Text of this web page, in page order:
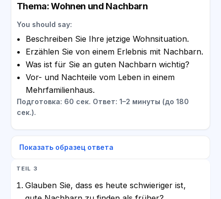
Thema: Wohnen und Nachbarn
You should say:
Beschreiben Sie Ihre jetzige Wohnsituation.
Erzählen Sie von einem Erlebnis mit Nachbarn.
Was ist für Sie an guten Nachbarn wichtig?
Vor- und Nachteile vom Leben in einem
Mehrfamilienhaus.
Подготовка: 60 сек. Ответ: 1–2 минуты (до 180
сек.).
Показать образец ответа
TEIL 3
Glauben Sie, dass es heute schwieriger ist,